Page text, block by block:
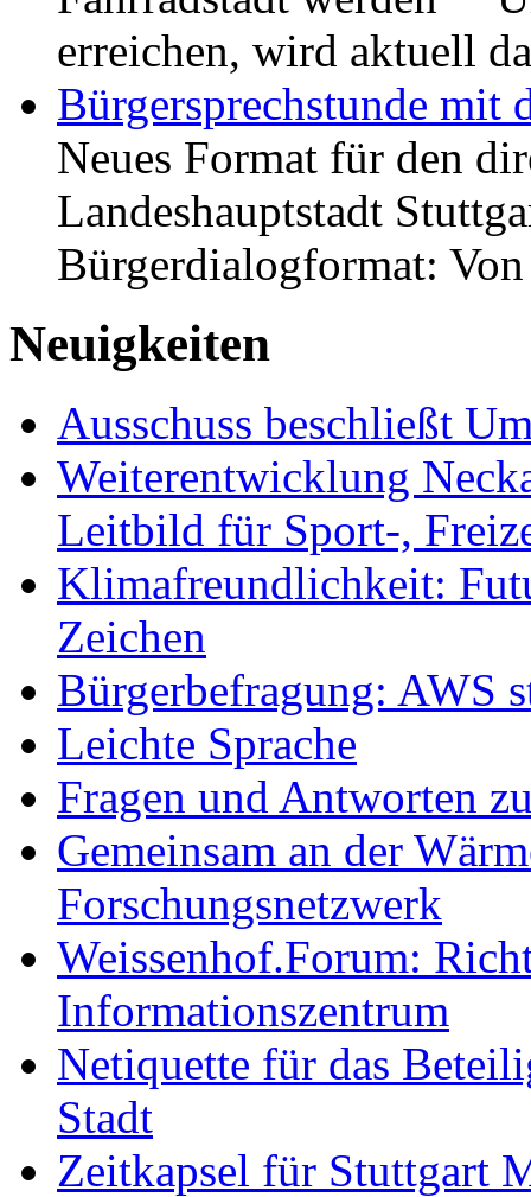
erreichen, wird aktuell
Bürgersprechstunde mit
Neues Format für den
Landeshauptstadt
Bürgerdialogformat:
Neuigkeiten
Ausschuss beschließt
Weiterentwicklung
Leitbild für Sport-,
Klimafreundlichkeit:
Zeichen
Bürgerbefragung: AWS
Leichte Sprache
Fragen und Antworten
Gemeinsam an der
Forschungsnetzwerk
Weissenhof.Forum:
Informationszentrum
Netiquette für das
Stadt
Zeitkapsel für Stuttgart